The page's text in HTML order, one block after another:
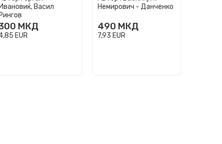
Ивановиќ, Васил
Рингов
МКД
EUR
Немирович - Данченко
490 МКД
7,93 EUR